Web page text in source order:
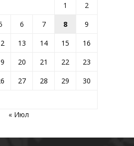
1
2
6 7 8
9
13 14 15
16
20 21 22
23
27 28 29
30
« Июл